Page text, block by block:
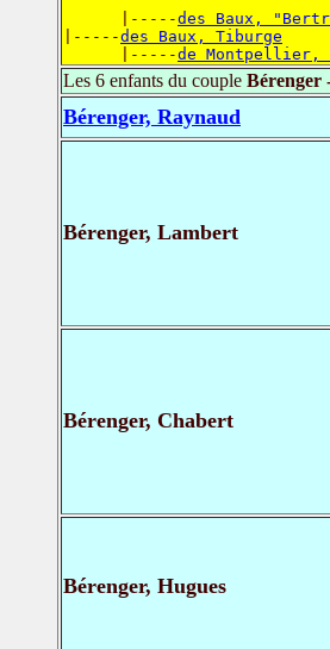
      |-----
des Baux,
|-----des Baux, Tiburge
      |-----
de Montpellier,
Les 6 enfants du couple Bérenger
Bérenger, Raynaud
Bérenger, Lambert
Bérenger, Chabert
Bérenger, Hugues